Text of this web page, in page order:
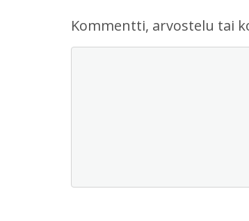
Kommentti, arvostelu tai